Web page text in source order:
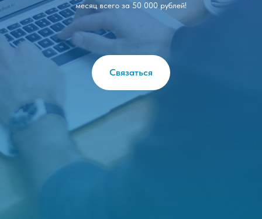
месяц всего за 50 000 рублей!
Связаться